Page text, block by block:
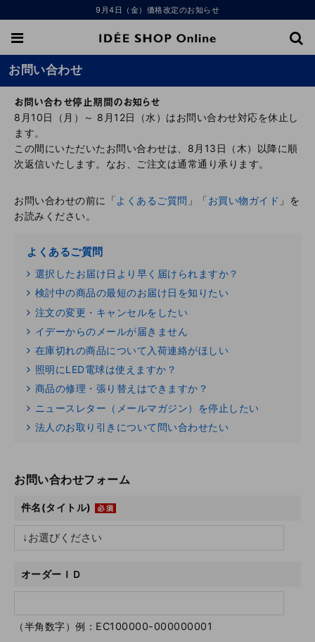
9月4日（金）価格改定のお知らせ
お問い合わせ
お問い合わせ停止期間のお知らせ
8月10日（月）～ 8月12日（水）はお問い合わせ対応を休止し
ます。
この間にいただいたお問い合わせは、8月13日（木）以降に順
次返信いたします。なお、ご注文は通常通り承ります。
お問い合わせの前に「よくあるご質問 」「お買い物ガイド 」を
お読みください。
よくあるご質問
選択したお届け日より早く届けられますか？
検討中の商品の最短のお届け日を知りたい
注文の変更・キャンセルをしたい
イデーからのメールが届きません
在庫切れの商品について入荷連絡がほしい
照明にLED電球は使えますか？
商品の修理・張り替えはできますか？
ニュースレター（メールマガジン）を停止したい
法人のお取り引きについて問い合わせたい
お問い合わせフォーム
件名(タイトル)
オーダーＩＤ
（半角数字）例：EC100000-000000001